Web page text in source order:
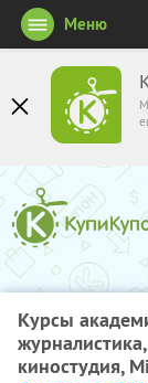
Меню
Курсы
киностудия,